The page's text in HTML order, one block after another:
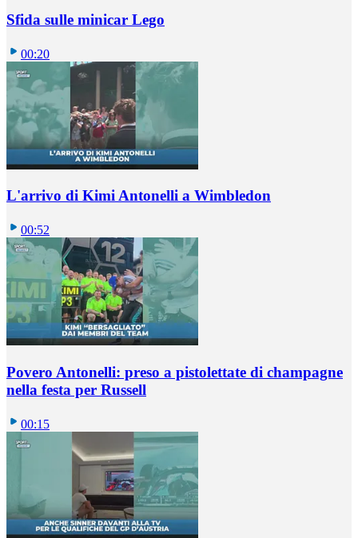
Sfida sulle minicar Lego
00:20
L'arrivo di Kimi Antonelli a Wimbledon
00:52
Povero Antonelli: preso a pistolettate di champagne
nella festa per Russell
00:15